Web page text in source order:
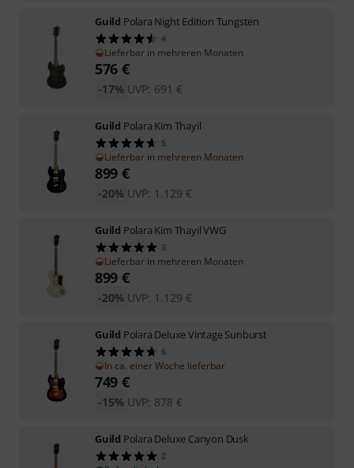
Guild Polara Night Edition Tungsten
4
Lieferbar in mehreren Monaten
576 €
UVP: 691 €
-17%
Guild Polara Kim Thayil
5
Lieferbar in mehreren Monaten
899 €
UVP: 1.129 €
-20%
Guild Polara Kim Thayil VWG
3
Lieferbar in mehreren Monaten
899 €
UVP: 1.129 €
-20%
Guild Polara Deluxe Vintage Sunburst
6
In ca. einer Woche lieferbar
749 €
UVP: 878 €
-15%
Guild Polara Deluxe Canyon Dusk
2